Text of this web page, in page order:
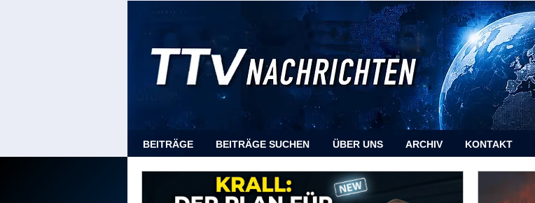
BEITRÄGE BEITRÄGE SUCHEN ÜBER UNS ARCHIV KONTAKT